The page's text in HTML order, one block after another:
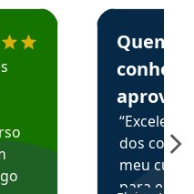
Concursos em
Estudante
Quem
aprova
dos
meu
para